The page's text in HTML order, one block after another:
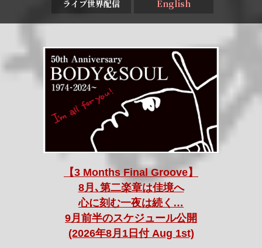
ライブ世界配信
English
【3 Months Final Groove】
8月､第二楽章は佳境へ
心に刻む一夜は続く…
9月前半のスケジュール公開
(2026年8月1日付 Aug 1st)